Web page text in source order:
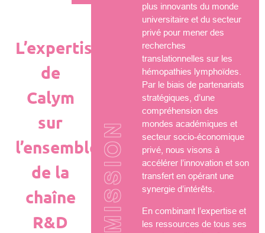
L’expertise
de
Calym
sur
l’ensemble
de la
chaîne
R&D
plus innovants du monde
universitaire et du secteur
privé pour mener des
recherches
translationnelles sur les
hémopathies lymphoïdes.
Par le biais de partenariats
stratégiques, d’une
compréhension des
mondes académiques et
secteur socio-économique
privé, nous visons à
accélérer l’innovation et son
transfert en opérant une
synergie d’intérêts.
En combinant l’expertise et
les ressources de tous ses